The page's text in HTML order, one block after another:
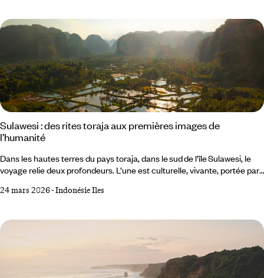
Sulawesi : des rites toraja aux premières images de
l’humanité
Dans les hautes terres du pays toraja, dans le sud de l’île Sulawesi, le
voyage relie deux profondeurs. L’une est culturelle, vivante, portée par
vertigineuse : dans le karst de Maros, des peintures rupestres d’environ
l’histoire humaine prend un relief inattendu. De Makassar au karst de
Maros :
24 mars 2026-Indonésie Iles